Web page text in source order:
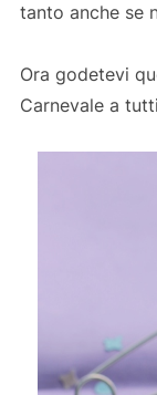
tanto anche se
Ora godetevi
Carnevale a